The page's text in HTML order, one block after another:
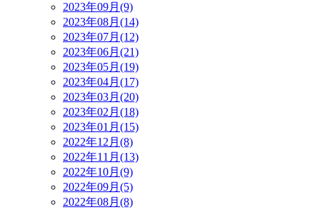
2023年09月(9)
2023年08月(14)
2023年07月(12)
2023年06月(21)
2023年05月(19)
2023年04月(17)
2023年03月(20)
2023年02月(18)
2023年01月(15)
2022年12月(8)
2022年11月(13)
2022年10月(9)
2022年09月(5)
2022年08月(8)